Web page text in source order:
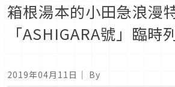
箱根湯本的小田急浪漫
「ASHIGARA號」臨時
2019年04月11日 ｜ By